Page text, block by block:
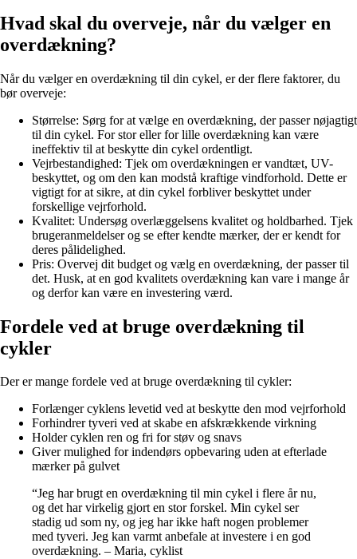
Hvad skal du overveje, når du vælger en
overdækning?
Når du vælger en overdækning til din cykel, er der flere faktorer, du
bør overveje:
Størrelse: Sørg for at vælge en overdækning, der passer nøjagtigt
til din cykel. For stor eller for lille overdækning kan være
ineffektiv til at beskytte din cykel ordentligt.
Vejrbestandighed: Tjek om overdækningen er vandtæt, UV-
beskyttet, og om den kan modstå kraftige vindforhold. Dette er
vigtigt for at sikre, at din cykel forbliver beskyttet under
forskellige vejrforhold.
Kvalitet: Undersøg overlæggelsens kvalitet og holdbarhed. Tjek
brugeranmeldelser og se efter kendte mærker, der er kendt for
deres pålidelighed.
Pris: Overvej dit budget og vælg en overdækning, der passer til
det. Husk, at en god kvalitets overdækning kan vare i mange år
og derfor kan være en investering værd.
Fordele ved at bruge overdækning til
cykler
Der er mange fordele ved at bruge overdækning til cykler:
Forlænger cyklens levetid ved at beskytte den mod vejrforhold
Forhindrer tyveri ved at skabe en afskrækkende virkning
Holder cyklen ren og fri for støv og snavs
Giver mulighed for indendørs opbevaring uden at efterlade
mærker på gulvet
“Jeg har brugt en overdækning til min cykel i flere år nu,
og det har virkelig gjort en stor forskel. Min cykel ser
stadig ud som ny, og jeg har ikke haft nogen problemer
med tyveri. Jeg kan varmt anbefale at investere i en god
overdækning. – Maria, cyklist